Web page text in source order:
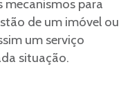
para
de um imóvel ou
um serviço
situação.